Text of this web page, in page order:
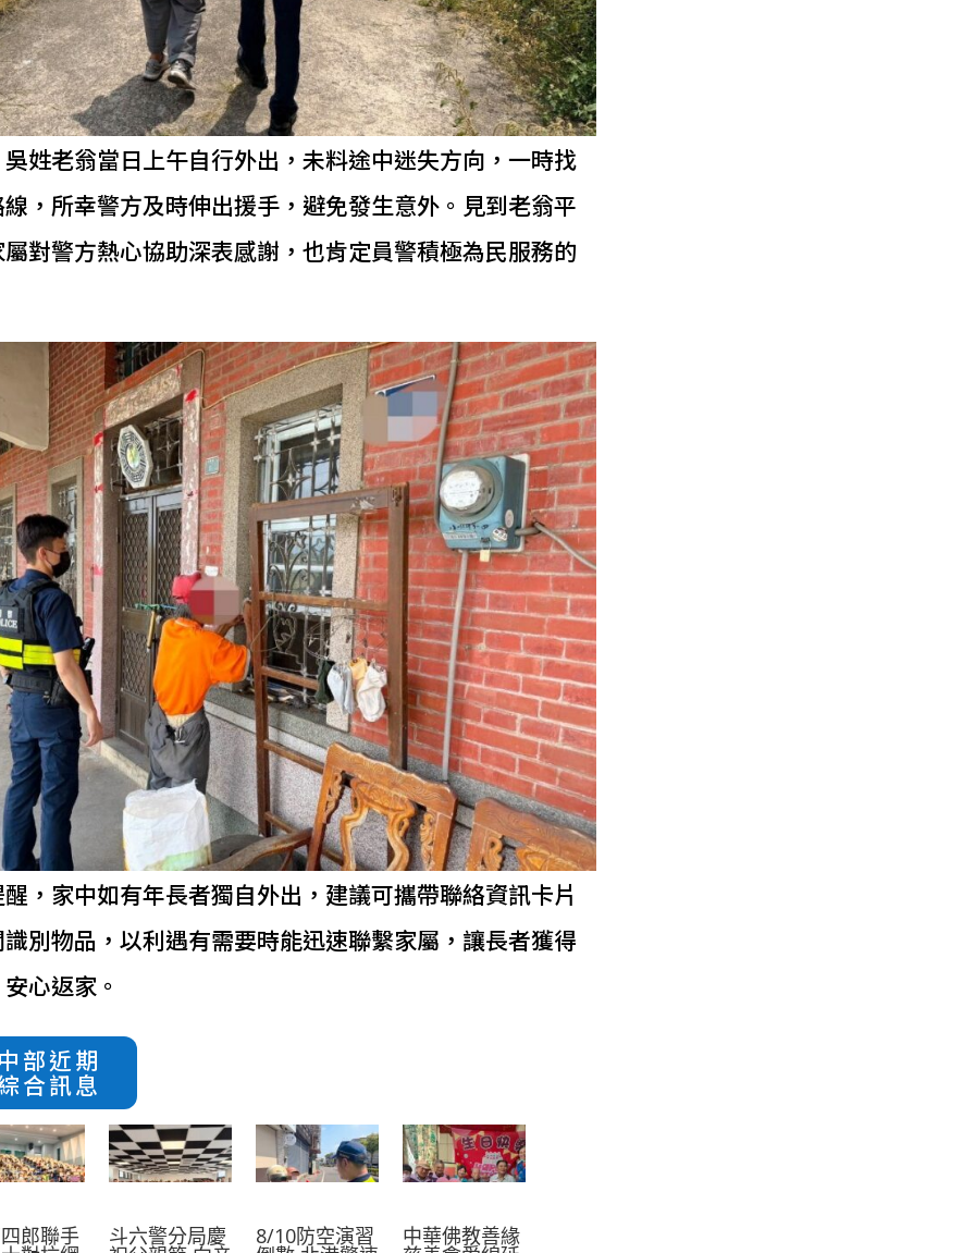
姓老翁當日上午自行外出，未料途中迷失方向，一時找
，所幸警方及時伸出援手，避免發生意外。見到老翁平
對警方熱心協助深表感謝，也肯定員警積極為民服務的
，家中如有年長者獨自外出，建議可攜帶聯絡資訊卡片
別物品，以利遇有需要時能迅速聯繫家屬，讓長者獲得
心返家。
部近期
合訊息
郎聯手 斗六警分局慶 8/10防空演習 中華佛教善緣